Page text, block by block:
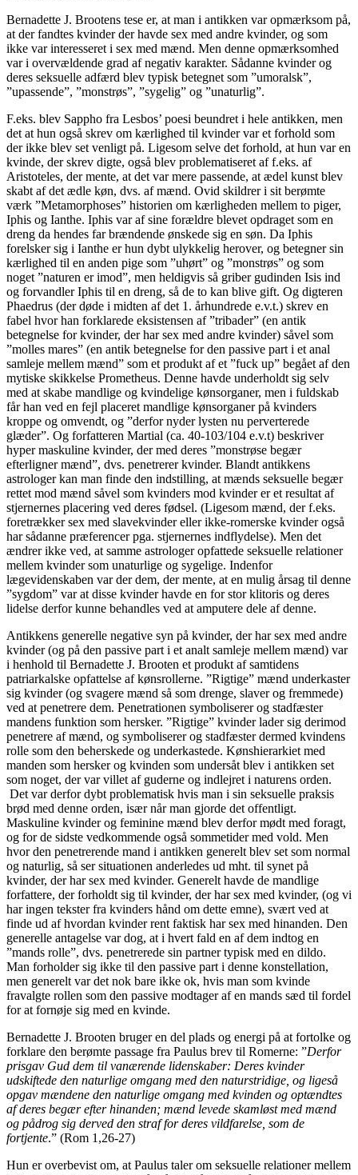
Bernadette J. Brootens tese er, at man i antikken var opmærksom på,
at der fandtes kvinder der havde sex med andre kvinder, og som
ikke var interesseret i sex med mænd. Men denne opmærksomhed
var i overvældende grad af negativ karakter. Sådanne kvinder og
deres seksuelle adfærd blev typisk betegnet som ”umoralsk”,
”upassende”, ”monstrøs”, ”sygelig” og ”unaturlig”.
F.eks. blev Sappho fra Lesbos’ poesi beundret i hele antikken, men
det at hun også skrev om kærlighed til kvinder var et forhold som
der ikke blev set venligt på. Ligesom selve det forhold, at hun var en
kvinde, der skrev digte, også blev problematiseret af f.eks. af
Aristoteles, der mente, at det var mere passende, at ædel kunst blev
skabt af det ædle køn, dvs. af mænd. Ovid skildrer i sit berømte
værk ”Metamorphoses” historien om kærligheden mellem to piger,
Iphis og Ianthe. Iphis var af sine forældre blevet opdraget som en
dreng da hendes far brændende ønskede sig en søn. Da Iphis
forelsker sig i Ianthe er hun dybt ulykkelig herover, og betegner sin
kærlighed til en anden pige som ”uhørt” og ”monstrøs” og som
noget ”naturen er imod”, men heldigvis så griber gudinden Isis ind
og forvandler Iphis til en dreng, så de to kan blive gift. Og digteren
Phaedrus (der døde i midten af det 1. århundrede e.v.t.) skrev en
fabel hvor han forklarede eksistensen af ”tribader” (en antik
betegnelse for kvinder, der har sex med andre kvinder) såvel som
”molles mares” (en antik betegnelse for den passive part i et anal
samleje mellem mænd” som et produkt af et ”fuck up” begået af den
mytiske skikkelse Prometheus. Denne havde underholdt sig selv
med at skabe mandlige og kvindelige kønsorganer, men i fuldskab
får han ved en fejl placeret mandlige kønsorganer på kvinders
kroppe og omvendt, og ”derfor nyder lysten nu perverterede
glæder”. Og forfatteren Martial (ca. 40-103/104 e.v.t) beskriver
hyper maskuline kvinder, der med deres ”monstrøse begær
efterligner mænd”, dvs. penetrerer kvinder. Blandt antikkens
astrologer kan man finde den indstilling, at mænds seksuelle begær
rettet mod mænd såvel som kvinders mod kvinder er et resultat af
stjernernes placering ved deres fødsel. (Ligesom mænd, der f.eks.
foretrækker sex med slavekvinder eller ikke-romerske kvinder også
har sådanne præferencer pga. stjernernes indflydelse). Men det
ændrer ikke ved, at samme astrologer opfattede seksuelle relationer
mellem kvinder som unaturlige og sygelige. Indenfor
lægevidenskaben var der dem, der mente, at en mulig årsag til denne
”sygdom” var at disse kvinder havde en for stor klitoris og deres
lidelse derfor kunne behandles ved at amputere dele af denne.
Antikkens generelle negative syn på kvinder, der har sex med andre
kvinder (og på den passive part i et analt samleje mellem mænd) var
i henhold til Bernadette J. Brooten et produkt af samtidens
patriarkalske opfattelse af kønsrollerne. ”Rigtige” mænd underkaster
sig kvinder (og svagere mænd så som drenge, slaver og fremmede)
ved at penetrere dem. Penetrationen symboliserer og stadfæster
mandens funktion som hersker. ”Rigtige” kvinder lader sig derimod
penetrere af mænd, og symboliserer og stadfæster dermed kvindens
rolle som den beherskede og underkastede. Kønshierarkiet med
manden som hersker og kvinden som undersåt blev i antikken set
som noget, der var villet af guderne og indlejret i naturens orden.
Det var derfor dybt problematisk hvis man i sin seksuelle praksis
brød med denne orden, især når man gjorde det offentligt.
Maskuline kvinder og feminine mænd blev derfor mødt med foragt,
og for de sidste vedkommende også sommetider med vold. Men
hvor den penetrerende mand i antikken generelt blev set som normal
og naturlig, så ser situationen anderledes ud mht. til synet på
kvinder, der har sex med kvinder. Generelt havde de mandlige
forfattere, der forholdt sig til kvinder, der har sex med kvinder, (og vi
har ingen tekster fra kvinders hånd om dette emne), svært ved at
finde ud af hvordan kvinder rent faktisk har sex med hinanden. Den
generelle antagelse var dog, at i hvert fald en af dem indtog en
”mands rolle”, dvs. penetrerede sin partner typisk med en dildo.
Man forholder sig ikke til den passive part i denne konstellation,
men generelt var det nok bare ikke ok, hvis man som kvinde
fravalgte rollen som den passive modtager af en mands sæd til fordel
for at fornøje sig med en kvinde.
Bernadette J. Brooten bruger en del plads og energi på at fortolke og
forklare den berømte passage fra Paulus brev til Romerne: ”Derfor
prisgav Gud dem til vanærende lidenskaber: Deres kvinder
udskiftede den naturlige omgang med den naturstridige, og ligeså
opgav mændene den naturlige omgang med kvinden og optændtes
af deres begær efter hinanden; mænd levede skamløst med mænd
og pådrog sig derved den straf for deres vildfarelse, som de
fortjente.” (Rom 1,26-27)
Hun er overbevist om, at Paulus taler om seksuelle relationer mellem